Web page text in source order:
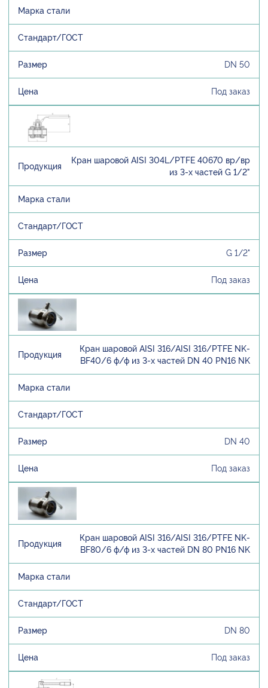
DN 50
Под заказ
Кран шаровой AISI 304L/PTFE 40670 вр/вр
из 3-х частей G 1/2"
G 1/2"
Под заказ
Кран шаровой AISI 316/AISI 316/PTFE NK-
BF40/6 ф/ф из 3-х частей DN 40 PN16 NK
DN 40
Под заказ
Кран шаровой AISI 316/AISI 316/PTFE NK-
BF80/6 ф/ф из 3-х частей DN 80 PN16 NK
DN 80
Под заказ